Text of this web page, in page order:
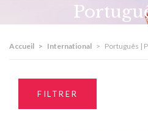
Accueil > International > Português |
FILTRER